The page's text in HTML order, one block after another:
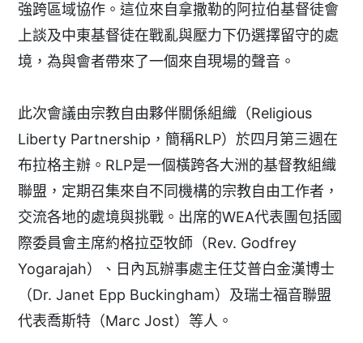
強跨區域協作。這位來自拿撒勒的阿拉伯基督徒會
上談及中東基督徒在戰亂與壓力下仍選擇留守的處
境，為與會者帶來了一個來自現場的聲音。
此次會議由宗教自由夥伴關係組織（Religious
Liberty Partnership，簡稱RLP）於四月第三週在
布拉格主辦。RLP是一個橫跨各大洲的基督教組織
聯盟，定期召集來自不同機構的宗教自由工作者，
交流各地的處境與挑戰。出席的WEA代表團包括國
際委員會主席約格拉亞牧師（Rev. Godfrey
Yogarajah）、日內瓦辦事處主任艾普白金漢博士
（Dr. Janet Epp Buckingham）及瑞士福音聯盟
代表喬斯特（Marc Jost）等人。